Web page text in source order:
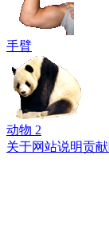
手臂
动物 2
关于网站说明贡献